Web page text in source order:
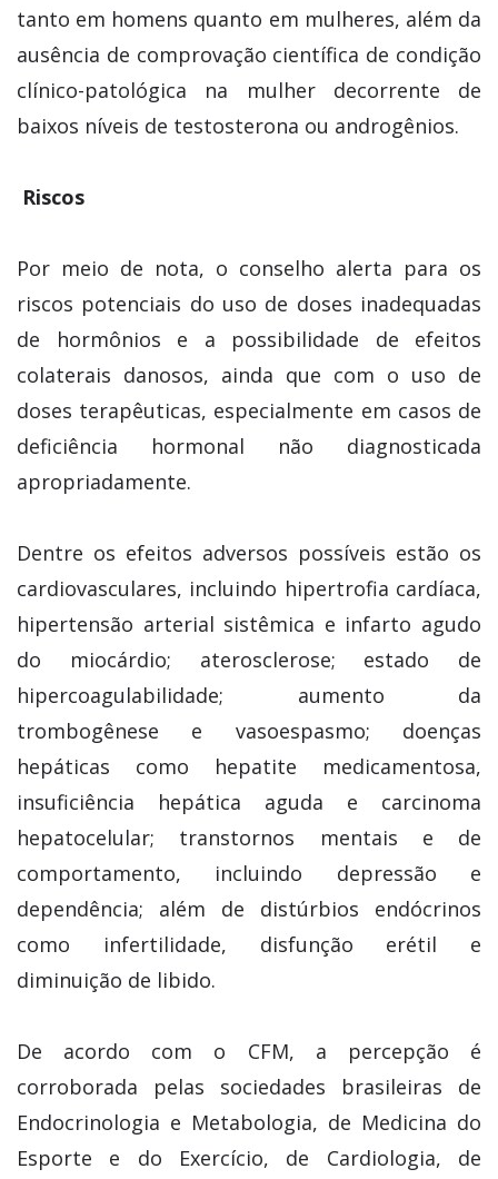
tanto em homens quanto em mulheres, além da
ausência de comprovação científica de condição
clínico-patológica na mulher decorrente de
baixos níveis de testosterona ou androgênios.
Riscos
Por meio de nota, o conselho alerta para os
riscos potenciais do uso de doses inadequadas
de hormônios e a possibilidade de efeitos
colaterais danosos, ainda que com o uso de
doses terapêuticas, especialmente em casos de
deficiência hormonal não diagnosticada
apropriadamente.
Dentre os efeitos adversos possíveis estão os
cardiovasculares, incluindo hipertrofia cardíaca,
hipertensão arterial sistêmica e infarto agudo
do miocárdio; aterosclerose; estado de
hipercoagulabilidade; aumento da
trombogênese e vasoespasmo; doenças
hepáticas como hepatite medicamentosa,
insuficiência hepática aguda e carcinoma
hepatocelular; transtornos mentais e de
comportamento, incluindo depressão e
dependência; além de distúrbios endócrinos
como infertilidade, disfunção erétil e
diminuição de libido.
De acordo com o CFM, a percepção é
corroborada pelas sociedades brasileiras de
Endocrinologia e Metabologia, de Medicina do
Esporte e do Exercício, de Cardiologia, de